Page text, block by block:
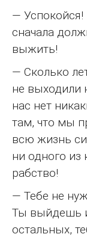
—
сначала
выжить!
— Сколько
не выходили
нас нет
там, что мы
всю жизнь
ни одного из
рабство!
— Тебе не
Ты выйдешь
остальных,